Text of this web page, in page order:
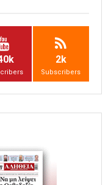
2k
Subscribers